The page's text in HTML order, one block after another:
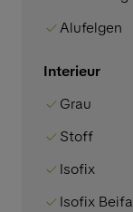
Alufelgen
Interieur
Grau
Stoff
Isofix
Isofix